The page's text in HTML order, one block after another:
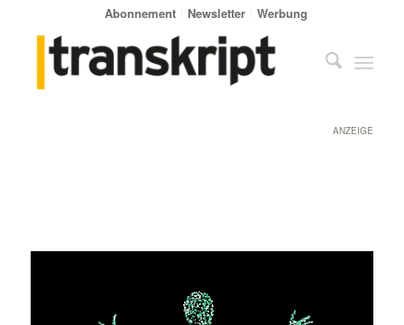
Abonnement Newsletter Werbung
ANZEIGE